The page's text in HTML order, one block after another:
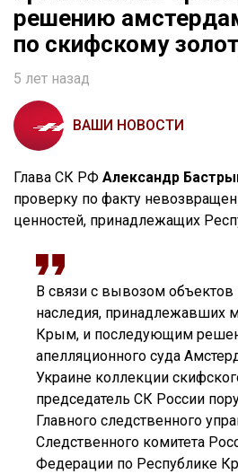
решению
по скифскому
5 лет назад
ВАШИ НОВОСТИ
Глава СК РФ Александр
проверку по факту
ценностей, принадлежащих
В связи с вывозом объектов
наследия, принадлежавших
Крым, и последующим
апелляционного суда
Украине коллекции
председатель СК России
Главного следственного
Следственного комитета
Федерации по Республике